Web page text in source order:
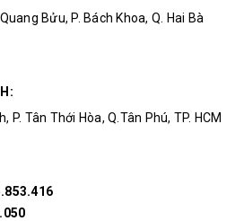
Bửu, P. Bách Khoa, Q. Hai Bà
Tân Thới Hòa, Q.Tân Phú, TP. HCM